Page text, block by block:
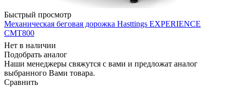
Быстрый просмотр
Механическая беговая дорожка Hasttings EXPERIENCE
CMT800
Нет в наличии
Подобрать аналог
Наши менеджеры свяжутся с вами и предложат аналог
выбранного Вами товара.
Сравнить